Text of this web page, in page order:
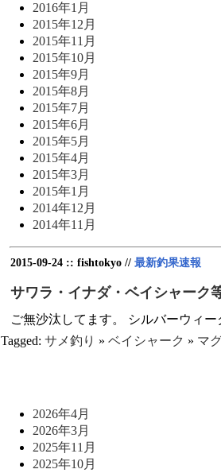
2016年1月
2015年12月
2015年11月
2015年10月
2015年9月
2015年8月
2015年7月
2015年6月
2015年5月
2015年4月
2015年3月
2015年1月
2014年12月
2014年11月
2015-09-24 :: fishtokyo // 最新釣果速報
サワラ・イナダ・ベイシャーク
ご無沙汰してます。 シルバーウィ
Tagged: サメ釣り » ベイシャーク » マ
2026年4月
2026年3月
2025年11月
2025年10月